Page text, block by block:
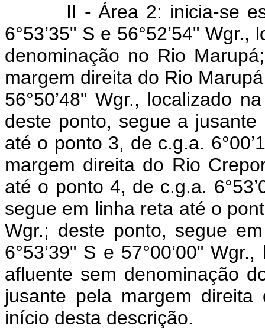
II - Área 2: inicia-se esta
6°53’35" S e 56°52’54"
denominação no Rio
margem direita do Rio
56°50’48" Wgr., localizado
deste ponto, segue a
até o ponto 3, de c.g.a.
margem direita do Rio
até o ponto 4, de c.g.a.
segue em linha reta até o
Wgr.; deste ponto, segue
6°53’39" S e 57°00’00"
afluente sem denominação
jusante pela margem
início desta descrição.